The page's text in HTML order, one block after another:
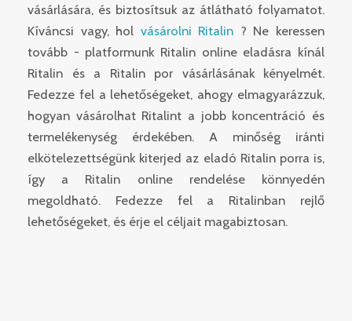
vásárlására, és biztosítsuk az átlátható folyamatot.
Kíváncsi vagy, hol vásárolni Ritalin ? Ne keressen
tovább - platformunk Ritalin online eladásra kínál
Ritalin és a Ritalin por vásárlásának kényelmét.
Fedezze fel a lehetőségeket, ahogy elmagyarázzuk,
hogyan vásárolhat Ritalint a jobb koncentráció és
termelékenység érdekében. A minőség iránti
elkötelezettségünk kiterjed az eladó Ritalin porra is,
így a Ritalin online rendelése könnyedén
megoldható. Fedezze fel a Ritalinban rejlő
lehetőségeket, és érje el céljait magabiztosan.